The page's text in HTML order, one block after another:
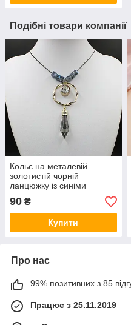
Подібні товари компанії
Кольє на металевій
золотистій чорній
ланцюжку із синіми
переливаються, з
кристалом довжина 70 см
90 ₴
Купити
Про нас
99% позитивних з 85
Працює з 25.11.2019